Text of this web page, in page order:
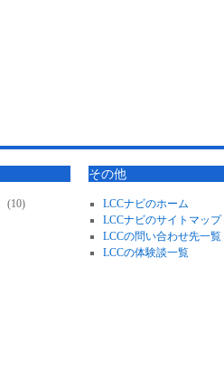
(10)
その他
LCCナビのホーム
LCCナビのサイトマップ
LCCの問い合わせ先一覧
LCCの体験談一覧